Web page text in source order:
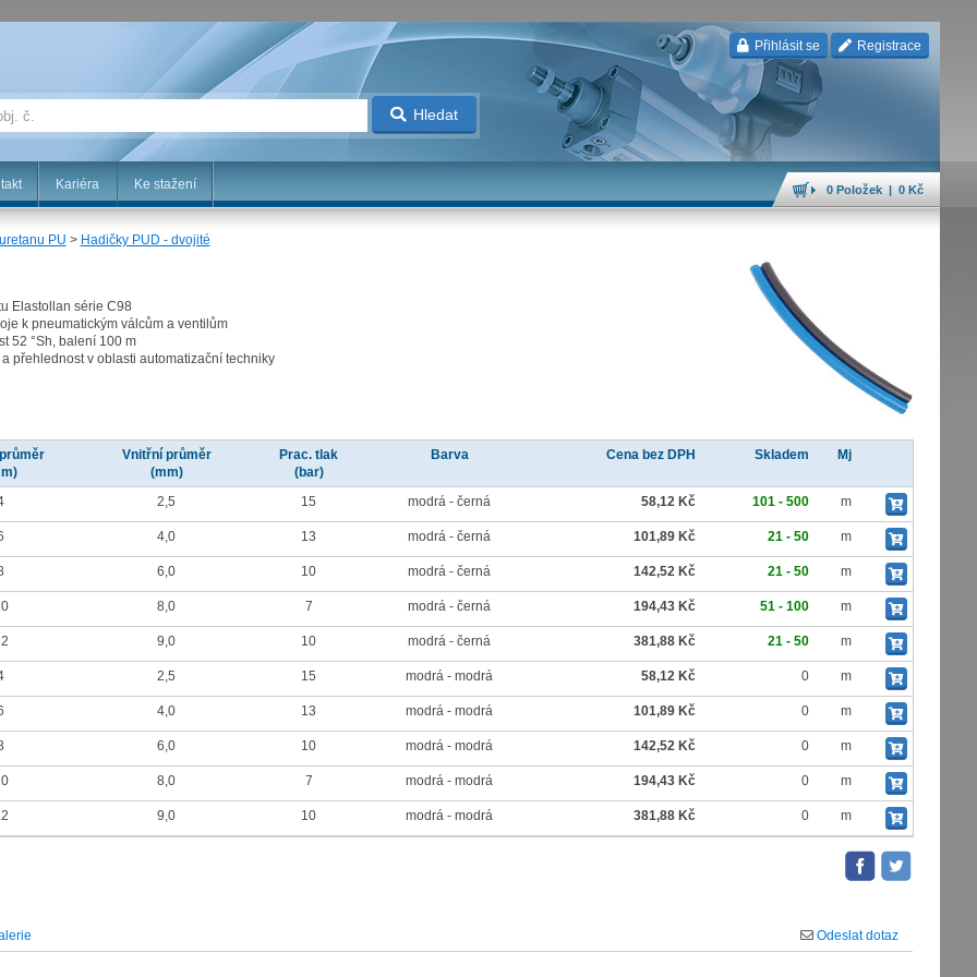
Přihlásit se Registrace
Hledat
Kariéra Ke stažení 0 Položek | 0 Kč
PU > Hadičky PUD - dvojité
Elastollan série C98
k pneumatickým válcům a ventilům
52 °Sh, balení 100 m
přehlednost v oblasti automatizační techniky
Vnitřní průměr
(mm)
Prac. tlak
(bar)
Barva Cena bez DPH Skladem Mj
2,5 15 modrá - černá 58,12 Kč 101 - 500 m
4,0 13 modrá - černá 101,89 Kč 21 - 50 m
6,0 10 modrá - černá 142,52 Kč 21 - 50 m
8,0 7 modrá - černá 194,43 Kč 51 - 100 m
9,0 10 modrá - černá 381,88 Kč 21 - 50 m
2,5 15 modrá - modrá 58,12 Kč 0 m
4,0 13 modrá - modrá 101,89 Kč 0 m
6,0 10 modrá - modrá 142,52 Kč 0 m
8,0 7 modrá - modrá 194,43 Kč 0 m
9,0 10 modrá - modrá 381,88 Kč 0 m
Odeslat dotaz